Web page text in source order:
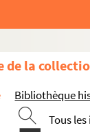
de la
Bibliothèque
Tous
Etude de trois
Gulliver au pays
Hamlet